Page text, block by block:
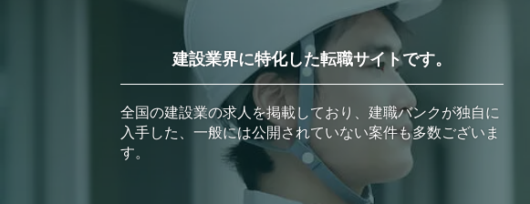
建設業界に特化した転職サイトです。
全国の建設業の求人を掲載しており、建職バンクが独自に
入手した、一般には公開されていない案件も多数ございま
す。